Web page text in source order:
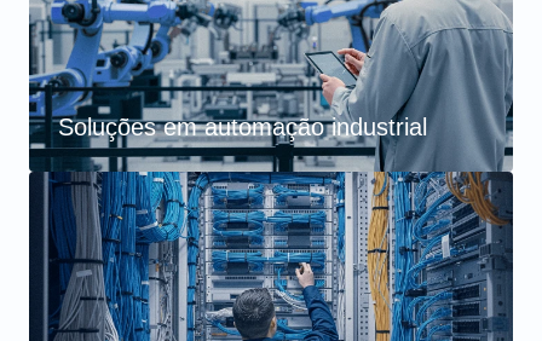
Soluções em automação industrial